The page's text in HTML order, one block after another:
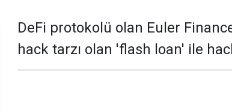
DeFi protokolü olan Euler
hack tarzı olan 'flash loan' ile